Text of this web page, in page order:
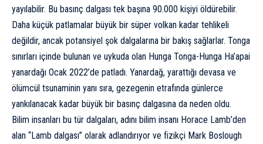
yayılabilir. Bu basınç dalgası tek başına 90.000 kişiyi öldürebilir.
Daha küçük patlamalar büyük bir süper volkan kadar tehlikeli
değildir, ancak potansiyel şok dalgalarına bir bakış sağlarlar. Tonga
sınırları içinde bulunan ve uykuda olan Hunga Tonga-Hunga Ha’apai
yanardağı Ocak 2022’de patladı. Yanardağ, yarattığı devasa ve
ölümcül tsunaminin yanı sıra, gezegenin etrafında günlerce
yankılanacak kadar büyük bir basınç dalgasına da neden oldu.
Bilim insanları bu tür dalgaları, adını bilim insanı Horace Lamb’den
alan “Lamb dalgası” olarak adlandırıyor ve fizikçi Mark Boslough